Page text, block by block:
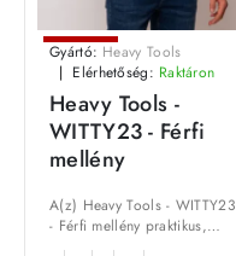
Leárazás
Outlet Ár
Gyártó: Heavy Tools
Elérhetőség: Raktáron
Heavy Tools -
WITTY23 - Férfi
mellény
A(z) Heavy Tools - WITTY23
- Férfi mellény praktikus,
kényelmes viselet, amely